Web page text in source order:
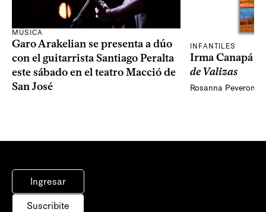
MÚSICA
Garo Arakelian se presenta a dúo
con el guitarrista Santiago Peralta
este sábado en el teatro Macció de
San José
INFANTILES
Irma Canapá
de Valizas
Rosanna Peveroni
Ingresar
Suscribite